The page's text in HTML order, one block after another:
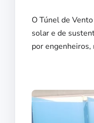
O Túnel de
solar e de
por